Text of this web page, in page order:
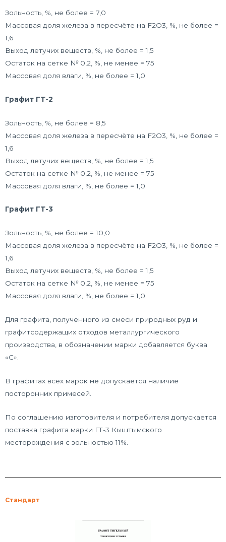
Зольность, %, не более = 7,0
Массовая доля железа в пересчёте на F2O3, %, не более =
1,6
Выход летучих веществ, %, не более = 1,5
Остаток на сетке № 0,2, %, не менее = 75
Массовая доля влаги, %, не более = 1,0
Графит ГТ-2
Зольность, %, не более = 8,5
Массовая доля железа в пересчёте на F2O3, %, не более =
1,6
Выход летучих веществ, %, не более = 1,5
Остаток на сетке № 0,2, %, не менее = 75
Массовая доля влаги, %, не более = 1,0
Графит ГТ-3
Зольность, %, не более = 10,0
Массовая доля железа в пересчёте на F2O3, %, не более =
1,6
Выход летучих веществ, %, не более = 1,5
Остаток на сетке № 0,2, %, не менее = 75
Массовая доля влаги, %, не более = 1,0
Для графита, полученного из смеси природных руд и
графитсодержащих отходов металлургического
производства, в обозначении марки добавляется буква
«С».
В графитах всех марок не допускается наличие
посторонних примесей.
По соглашению изготовителя и потребителя допускается
поставка графита марки ГТ-3 Кыштымского
месторождения с зольностью 11%.
Стандарт